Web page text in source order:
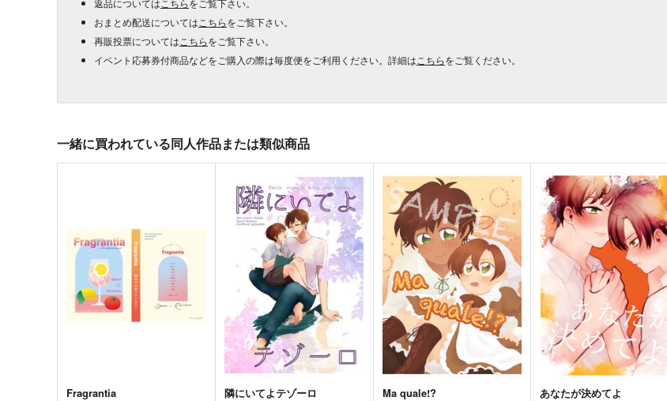
返品については こちらをご覧下さい。
おまとめ配送については こちらをご覧下さい。
再販投票については こちらをご覧下さい。
イベント応募券付商品などをご購入の際は毎度便をご利用ください。詳細は こちらをご覧ください。
一緒に買われている同人作品または類似商品
Fragrantia
隣にいてよテゾーロ
Ma quale!?
あなたが決めてよ